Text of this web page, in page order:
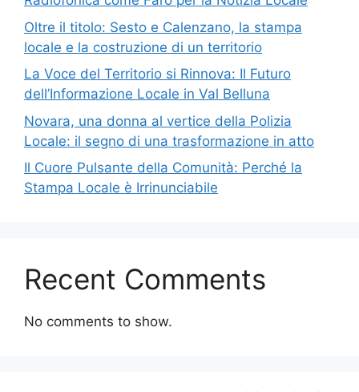
Oltre il titolo: Sesto e Calenzano, la stampa
locale e la costruzione di un territorio
La Voce del Territorio si Rinnova: Il Futuro
dell’Informazione Locale in Val Belluna
Novara, una donna al vertice della Polizia
Locale: il segno di una trasformazione in atto
Il Cuore Pulsante della Comunità: Perché la
Stampa Locale è Irrinunciabile
Recent Comments
No comments to show.